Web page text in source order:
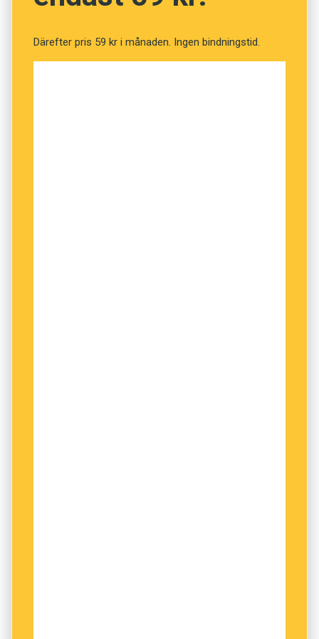
Därefter pris 59 kr i månaden. Ingen bindningstid.